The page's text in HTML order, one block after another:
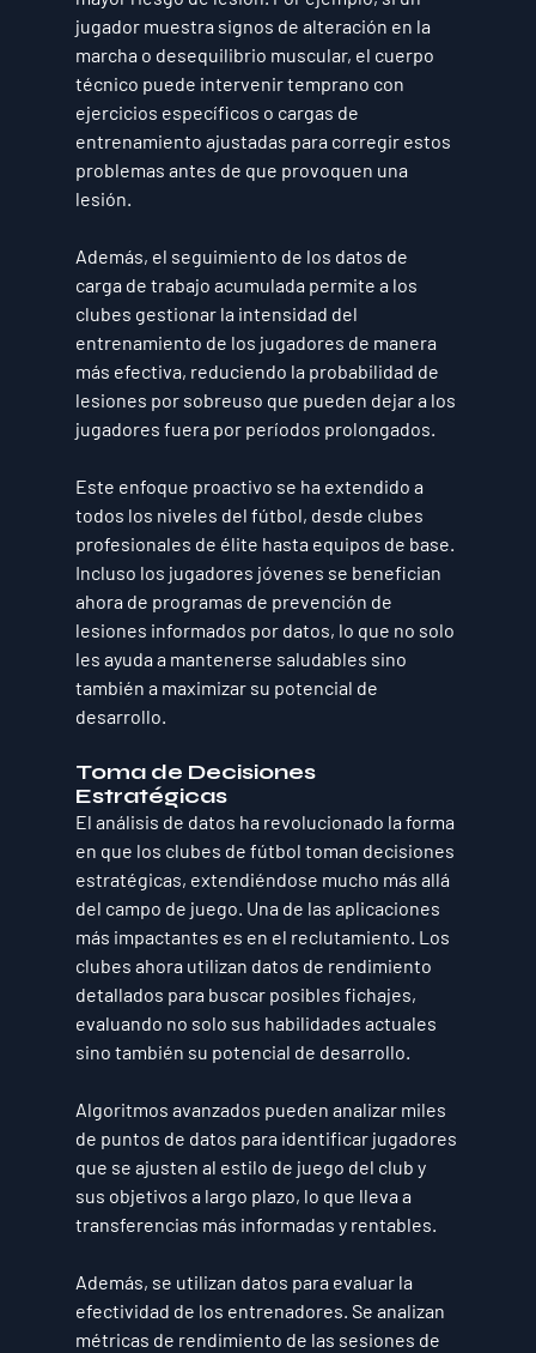
jugador muestra signos de alteración en la
marcha o desequilibrio muscular, el cuerpo
técnico puede intervenir temprano con
ejercicios específicos o cargas de
entrenamiento ajustadas para corregir estos
problemas antes de que provoquen una
lesión.
Además, el seguimiento de los datos de
carga de trabajo acumulada permite a los
clubes gestionar la intensidad del
entrenamiento de los jugadores de manera
más efectiva, reduciendo la probabilidad de
lesiones por sobreuso que pueden dejar a los
jugadores fuera por períodos prolongados.
Este enfoque proactivo se ha extendido a
todos los niveles del fútbol, desde clubes
profesionales de élite hasta equipos de base.
Incluso los jugadores jóvenes se benefician
ahora de programas de prevención de
lesiones informados por datos, lo que no solo
les ayuda a mantenerse saludables sino
también a maximizar su potencial de
desarrollo.
Toma de Decisiones
Estratégicas
El análisis de datos ha revolucionado la forma
en que los clubes de fútbol toman decisiones
estratégicas, extendiéndose mucho más allá
del campo de juego. Una de las aplicaciones
más impactantes es en el reclutamiento. Los
clubes ahora utilizan datos de rendimiento
detallados para buscar posibles fichajes,
evaluando no solo sus habilidades actuales
sino también su potencial de desarrollo.
Algoritmos avanzados pueden analizar miles
de puntos de datos para identificar jugadores
que se ajusten al estilo de juego del club y
sus objetivos a largo plazo, lo que lleva a
transferencias más informadas y rentables.
Además, se utilizan datos para evaluar la
efectividad de los entrenadores. Se analizan
métricas de rendimiento de las sesiones de